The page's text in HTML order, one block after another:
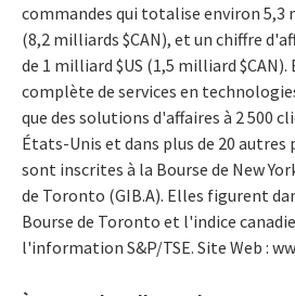
commandes qui totalise environ 5,3
(8,2 milliards $CAN), et un chiffre
de 1 milliard $US (1,5 milliard
complète de services en
que des solutions d'affaires à 2 500
États-Unis et dans plus de 20 autres
sont inscrites à la Bourse de New
de Toronto (GIB.A). Elles figurent
Bourse de Toronto et l'indice
l'information S&P/TSE. Site Web :